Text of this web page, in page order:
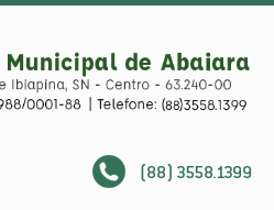
(88) 3558.1399